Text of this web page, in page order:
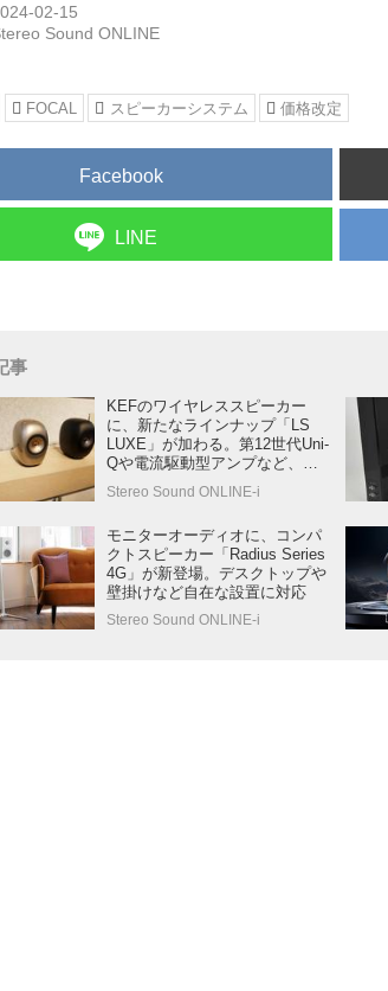
02-15
Sound ONLINE
FOCAL スピーカーシステム 価格改定
Facebook
LINE
事
KEFのワイヤレススピーカー
に、新たなラインナップ「LS
LUXE」が加わる。第12世代Uni-
Qや電流駆動型アンプなど、ア
クティブスピーカーのための新
技術を満載
Stereo Sound ONLINE-i
モニターオーディオに、コンパ
クトスピーカー「Radius Series
4G」が新登場。デスクトップや
壁掛けなど自在な設置に対応
Stereo Sound ONLINE-i